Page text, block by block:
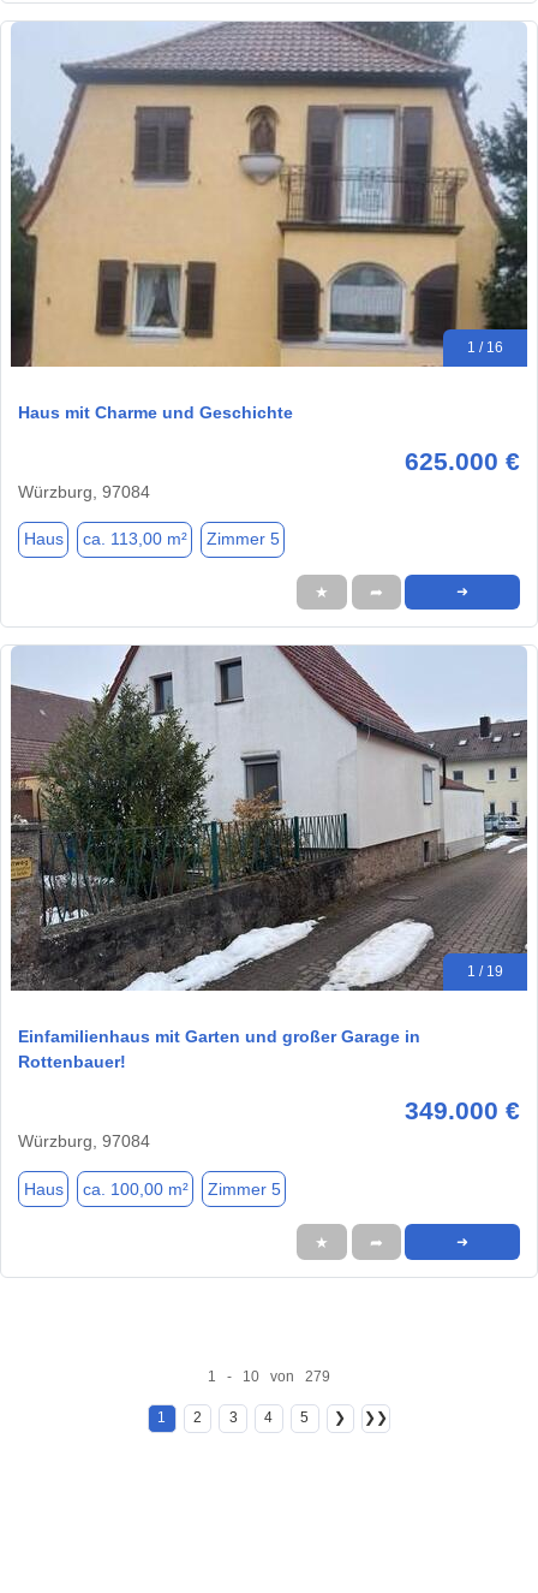
1 / 16
Haus mit Charme und Geschichte
625.000 €
Würzburg, 97084
Haus ca. 113,00 m² Zimmer 5
★ ➦ ➜
1 / 19
Einfamilienhaus mit Garten und großer Garage in
Rottenbauer!
349.000 €
Würzburg, 97084
Haus ca. 100,00 m² Zimmer 5
★ ➦ ➜
1 - 10 von 279
1 2 3 4 5 ❯ ❯❯